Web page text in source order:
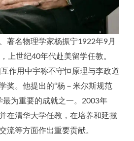
著名物理学家杨振宁1922年9月
上世纪40年代赴美留学任教。
作用中宇称不守恒原理与李政道
奖。他提出的“杨－米尔斯规范
最为重要的成就之一。2003年
在清华大学任教，在培养和延揽
流等方面作出重要贡献。